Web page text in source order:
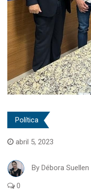
Política
abril 5, 2023
By Débora Suellen
0